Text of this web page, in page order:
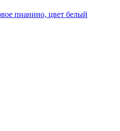
пианино, цвет белый